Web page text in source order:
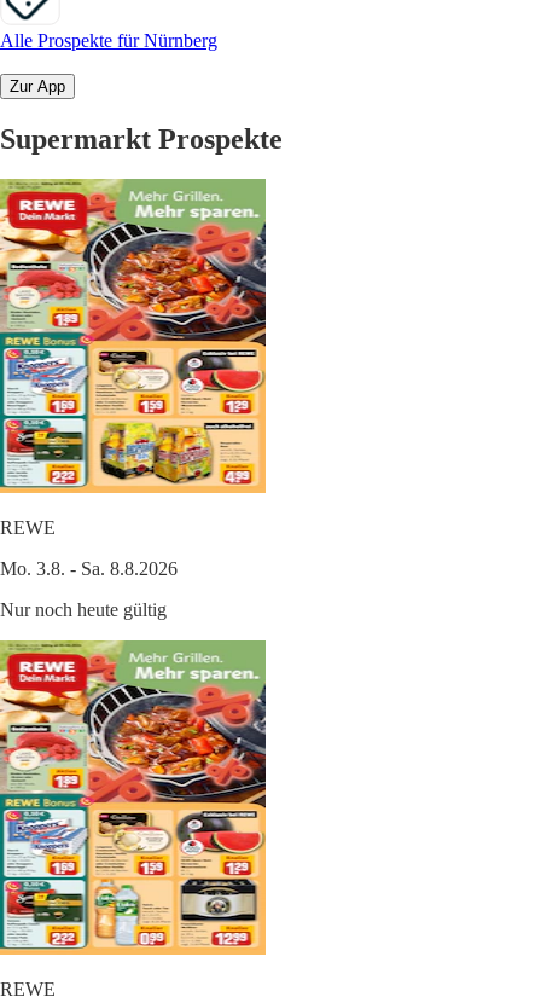
Alle Prospekte für Nürnberg
Zur App
Supermarkt Prospekte
REWE
Mo. 3.8. - Sa. 8.8.2026
Nur noch heute gültig
REWE